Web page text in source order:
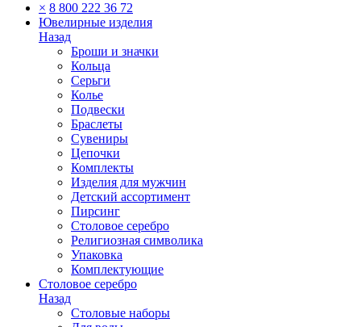
× 8 800 222 36 72
Ювелирные изделия
Назад
Броши и значки
Кольца
Серьги
Колье
Подвески
Браслеты
Сувениры
Цепочки
Комплекты
Изделия для мужчин
Детский ассортимент
Пирсинг
Столовое серебро
Религиозная символика
Упаковка
Комплектующие
Столовое серебро
Назад
Столовые наборы